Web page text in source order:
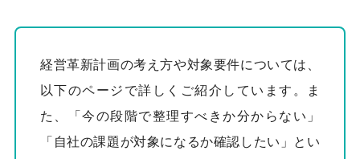
経営革新計画の考え方や対象要件については、
以下のページで詳しくご紹介しています。ま
た、「今の段階で整理すべきか分からない」
「自社の課題が対象になるか確認したい」とい